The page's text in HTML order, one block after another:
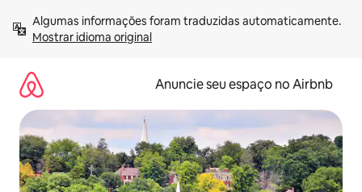
para
Mostrar idioma original
Anuncie seu espaço no Airbnb